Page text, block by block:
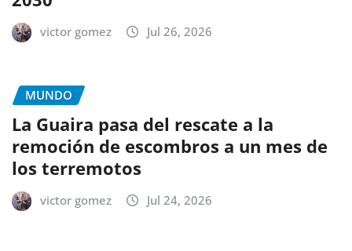
victor gomez Jul 26, 2026
MUNDO
La Guaira pasa del rescate a la
remoción de escombros a un mes de
los terremotos
victor gomez Jul 24, 2026